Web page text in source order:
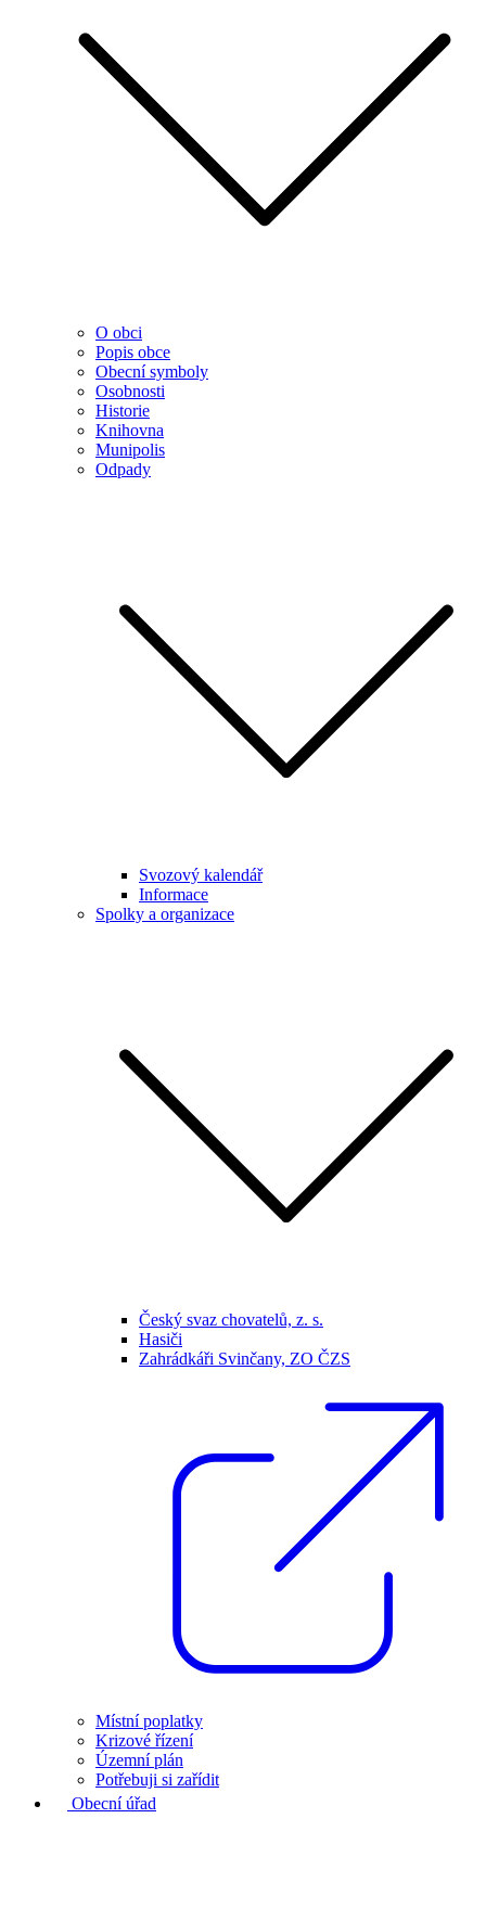
O obci
Popis obce
Obecní symboly
Osobnosti
Historie
Knihovna
Munipolis
Odpady
Svozový kalendář
Informace
Spolky a organizace
Český svaz chovatelů, z. s.
Hasiči
Zahrádkáři Svinčany, ZO ČZS
Místní poplatky
Krizové řízení
Územní plán
Potřebuji si zařídit
Obecní úřad